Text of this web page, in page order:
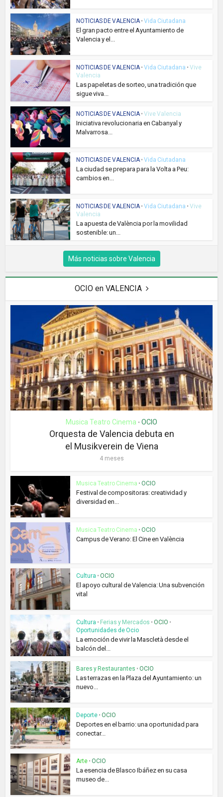
NOTICIAS DE VALENCIA• Vida Ciutadana
El gran pacto entre el Ayuntamiento de
Valencia y el...
NOTICIAS DE VALENCIA• Vida Ciutadana • Vive
Valencia
Las papeletas de sorteo, una tradición que
sigue viva...
NOTICIAS DE VALENCIA • Vive Valencia
Iniciativa revolucionaria en Cabanyal y
Malvarrosa...
NOTICIAS DE VALENCIA• Vida Ciutadana
La ciudad se prepara para la Volta a Peu:
cambios en...
NOTICIAS DE VALENCIA• Vida Ciutadana • Vive
Valencia
La apuesta de València por la movilidad
sostenible: un...
Más noticias sobre Valencia
OCIO en VALENCIA
Musica Teatro Cinema • OCIO
Orquesta de Valencia debuta en
el Musikverein de Viena
4 meses
Musica Teatro Cinema • OCIO
Festival de compositoras: creatividad y
diversidad en...
Musica Teatro Cinema • OCIO
Campus de Verano: El Cine en València
Cultura • OCIO
El apoyo cultural de Valencia: Una subvención
vital
Cultura • Ferias y Mercados • OCIO •
Oportunidades de Ocio
La emoción de vivir la Mascletà desde el
balcón del...
Bares y Restaurantes • OCIO
Las terrazas en la Plaza del Ayuntamiento: un
nuevo...
Deporte • OCIO
Deportes en el barrio: una oportunidad para
conectar...
Arte • OCIO
La esencia de Blasco Ibáñez en su casa
museo de...